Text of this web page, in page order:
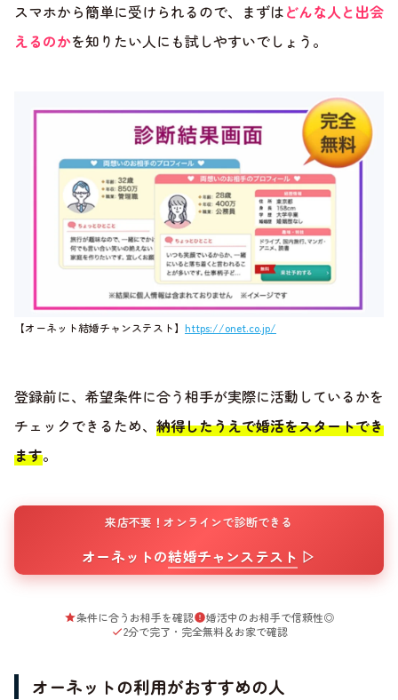
スマホから簡単に受けられるので、まずはどんな人と出会
えるのかを知りたい人にも試しやすいでしょう。
【オーネット結婚チャンステスト】 https://onet.co.jp/
登録前に、希望条件に合う相手が実際に活動しているかを
チェックできるため、 納得したうえで婚活をスタートでき
ます。
来店不要！オンラインで診断できる
オーネットの結婚チャンステスト ▷
条件に合うお相手を確認
婚活中のお相手で信頼性◎
2分で完了・完全無料＆お家で確認
オーネットの利用がおすすめの人